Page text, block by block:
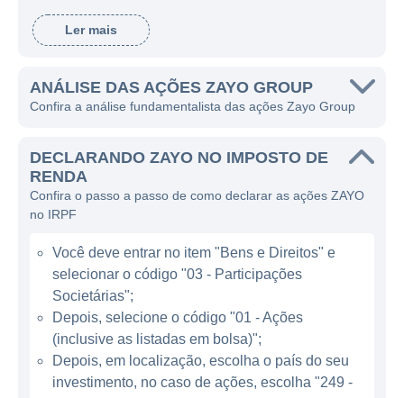
empresas de tecnologia, provedores de
serviços de internet e organizações
apoiam a evolução digital e as demandas
crescentes por capacidade de rede e largura
A Zayo atua essencialmente na área de
comunicações, focando em soluções de rede
essencial, como serviços de transporte de
dados e conectividade de fibra óptica. Suas
ofertas incluem a construção, operação e
manutenção de redes de fibra, que são vitais
para suportar infraestrutura de dados em
diversos segmentos de mercado. Por ser
uma empresa de grande porte nesse nicho,
possui uma rede extensa que se estende por
Ler mais
ANÁLISE DAS AÇÕES ZAYO GROUP
Confira a análise fundamentalista das ações Zayo Group
DECLARANDO ZAYO NO IMPOSTO DE
RENDA
Confira o passo a passo de como declarar as ações ZAYO
no IRPF
Você deve entrar no item "Bens e Direitos" e
selecionar o código "03 - Participações
Societárias";
Depois, selecione o código "01 - Ações
(inclusive as listadas em bolsa)";
Depois, em localização, escolha o país do seu
investimento, no caso de ações, escolha "249 -